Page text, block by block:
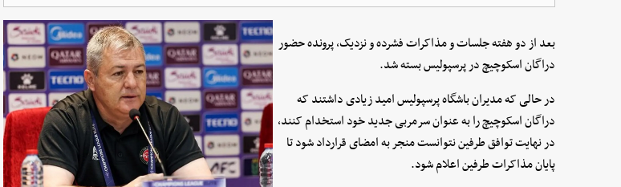
بعد از دو هفته جلسات و مذاکرات فشرده و نزدیک، پرونده حضور
دراگان اسکوچیچ در پرسپولیس بسته شد.
در حالی که مدیران باشگاه پرسپولیس امید زیادی داشتند که
دراگان اسکوچیچ را به عنوان سرمربی جدید خود استخدام کنند،
در نهایت توافق طرفین نتوانست منجر به امضای قرارداد شود تا
پایان مذاکرات طرفین اعلام شود.